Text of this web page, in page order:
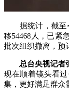
据统计，截至今
移54468人，已紧
批次组织撤离，预
总台央视记者
现在顺着镜头看
集，更好满足群众